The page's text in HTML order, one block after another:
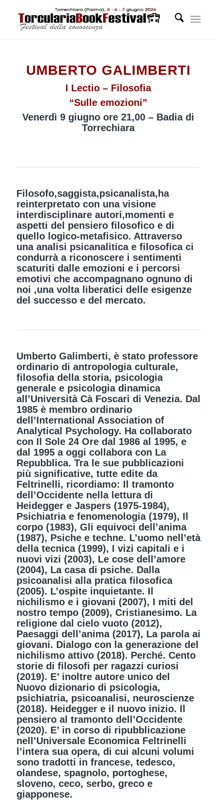
UMBERTO GALIMBERTI
I Lectio – Filosofia
“Sulle emozioni”
Venerdì 9 giugno ore 21,00 – Badia di
Torrechiara
Filosofo,saggista,psicanalista,ha
reinterpretato con una visione
interdisciplinare autori,momenti e
aspetti del pensiero filosofico e di
quello logico-metafisico. Attraverso
una analisi psicanalitica e filosofica ci
condurrà a riconoscere i sentimenti
scaturiti dalle emozioni e i percorsi
emotivi che accompagnano ognuno di
noi ,una volta liberatici delle esigenze
del successo e del mercato.
Umberto Galimberti, è stato professore
ordinario di antropologia culturale,
filosofia della storia, psicologia
generale e psicologia dinamica
all’Università Cà Foscari di Venezia. Dal
1985 è membro ordinario
dell’International Association of
Analytical Psychology. Ha collaborato
con Il Sole 24 Ore dal 1986 al 1995, e
dal 1995 a oggi collabora con La
Repubblica. Tra le sue pubblicazioni
più significative, tutte edite da
Feltrinelli, ricordiamo: Il tramonto
dell’Occidente nella lettura di
Heidegger e Jaspers (1975-1984),
Psichiatria e fenomenologia (1979), Il
corpo (1983), Gli equivoci dell’anima
(1987), Psiche e techne. L’uomo nell’età
della tecnica (1999), I vizi capitali e i
nuovi vizi (2003), Le cose dell’amore
(2004), La casa di psiche. Dalla
psicoanalisi alla pratica filosofica
(2005). L’ospite inquietante. Il
nichilismo e i giovani (2007), I miti del
nostro tempo (2009), Cristianesimo. La
religione dal cielo vuoto (2012),
Paesaggi dell’anima (2017), La parola ai
giovani. Dialogo con la generazione del
nichilismo attivo (2018). Perché. Cento
storie di filosofi per ragazzi curiosi
(2019). E’ inoltre autore unico del
Nuovo dizionario di psicologia,
psichiatria, psicoanalisi, neuroscienze
(2018). Heidegger e il nuovo inizio. Il
pensiero al tramonto dell’Occidente
(2020). E’ in corso di ripubblicazione
nell’Universale Economica Feltrinelli
l’intera sua opera, di cui alcuni volumi
sono tradotti in francese, tedesco,
olandese, spagnolo, portoghese,
sloveno, ceco, serbo, greco e
giapponese.